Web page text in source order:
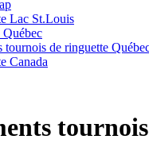
Lac St.Louis
tournois de ringuette
Canada